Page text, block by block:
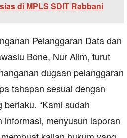
di MPLS SDIT Rabbani
Pelanggaran Data dan
Bone, Nur Alim, turut
dugaan pelanggaran
tahapan sesuai dengan
“Kami sudah
informasi, menyusun laporan